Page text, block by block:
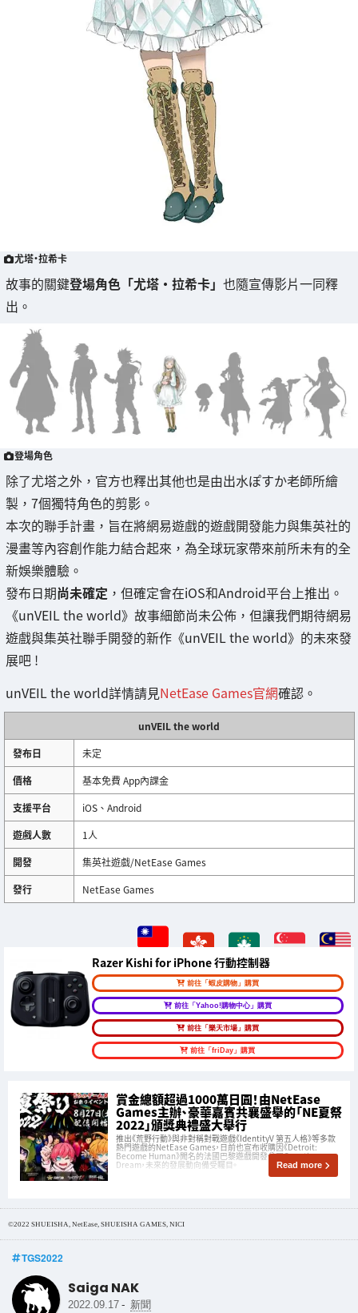
尤塔・拉希卡
故事的關鍵登場角色「尤塔・拉希卡」 也隨宣傳影片一同釋
出。
登場角色
除了尤塔之外，官方也釋出其他也是由出水ぽすか老師所繪
製，7個獨特角色的剪影。
本次的聯手計畫，旨在將網易遊戲的遊戲開發能力與集英社的
漫畫等內容創作能力結合起來，為全球玩家帶來前所未有的全
新娛樂體驗。
發布日期尚未確定 ，但確定會在iOS和Android平台上推出。
《unVEIL the world》故事細節尚未公佈，但讓我們期待網易
遊戲與集英社聯手開發的新作《unVEIL the world》的未來發
展吧 !
unVEIL the world詳情請見NetEase Games官網確認。
unVEIL the world
發布日
未定
價格
基本免費 App內課金
支援平台
iOS、Android
遊戲人數
1人
開發
集英社遊戲/NetEase Games
發行
NetEase Games
Razer Kishi for iPhone 行動控制器
前往「蝦皮購物」購買
前往「Yahoo!購物中心」購買
前往「樂天市場」購買
前往「friDay」購買
賞金總額超過1000萬日圓！由NetEase
Games主辦、豪華嘉賓共襄盛舉的「NE夏祭
2022」頒獎典禮盛大舉行
推出《荒野行動》與非對稱對戰遊戲《IdentityV 第五人格》等多款
熱門遊戲的NetEase Games，日前也宣布收購因《Detroit:
Become Human》聞名的法國巴黎遊戲開發公司Quantic
Dream，未來的發展動向備受矚目。 Read more
©2022 SHUEISHA, NetEase, SHUEISHA GAMES, NICI
TGS2022
Saiga NAK
2022.09.17 - 新聞